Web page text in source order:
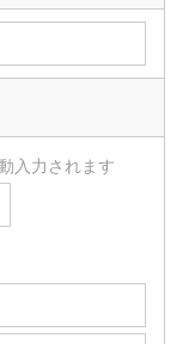
入力されます